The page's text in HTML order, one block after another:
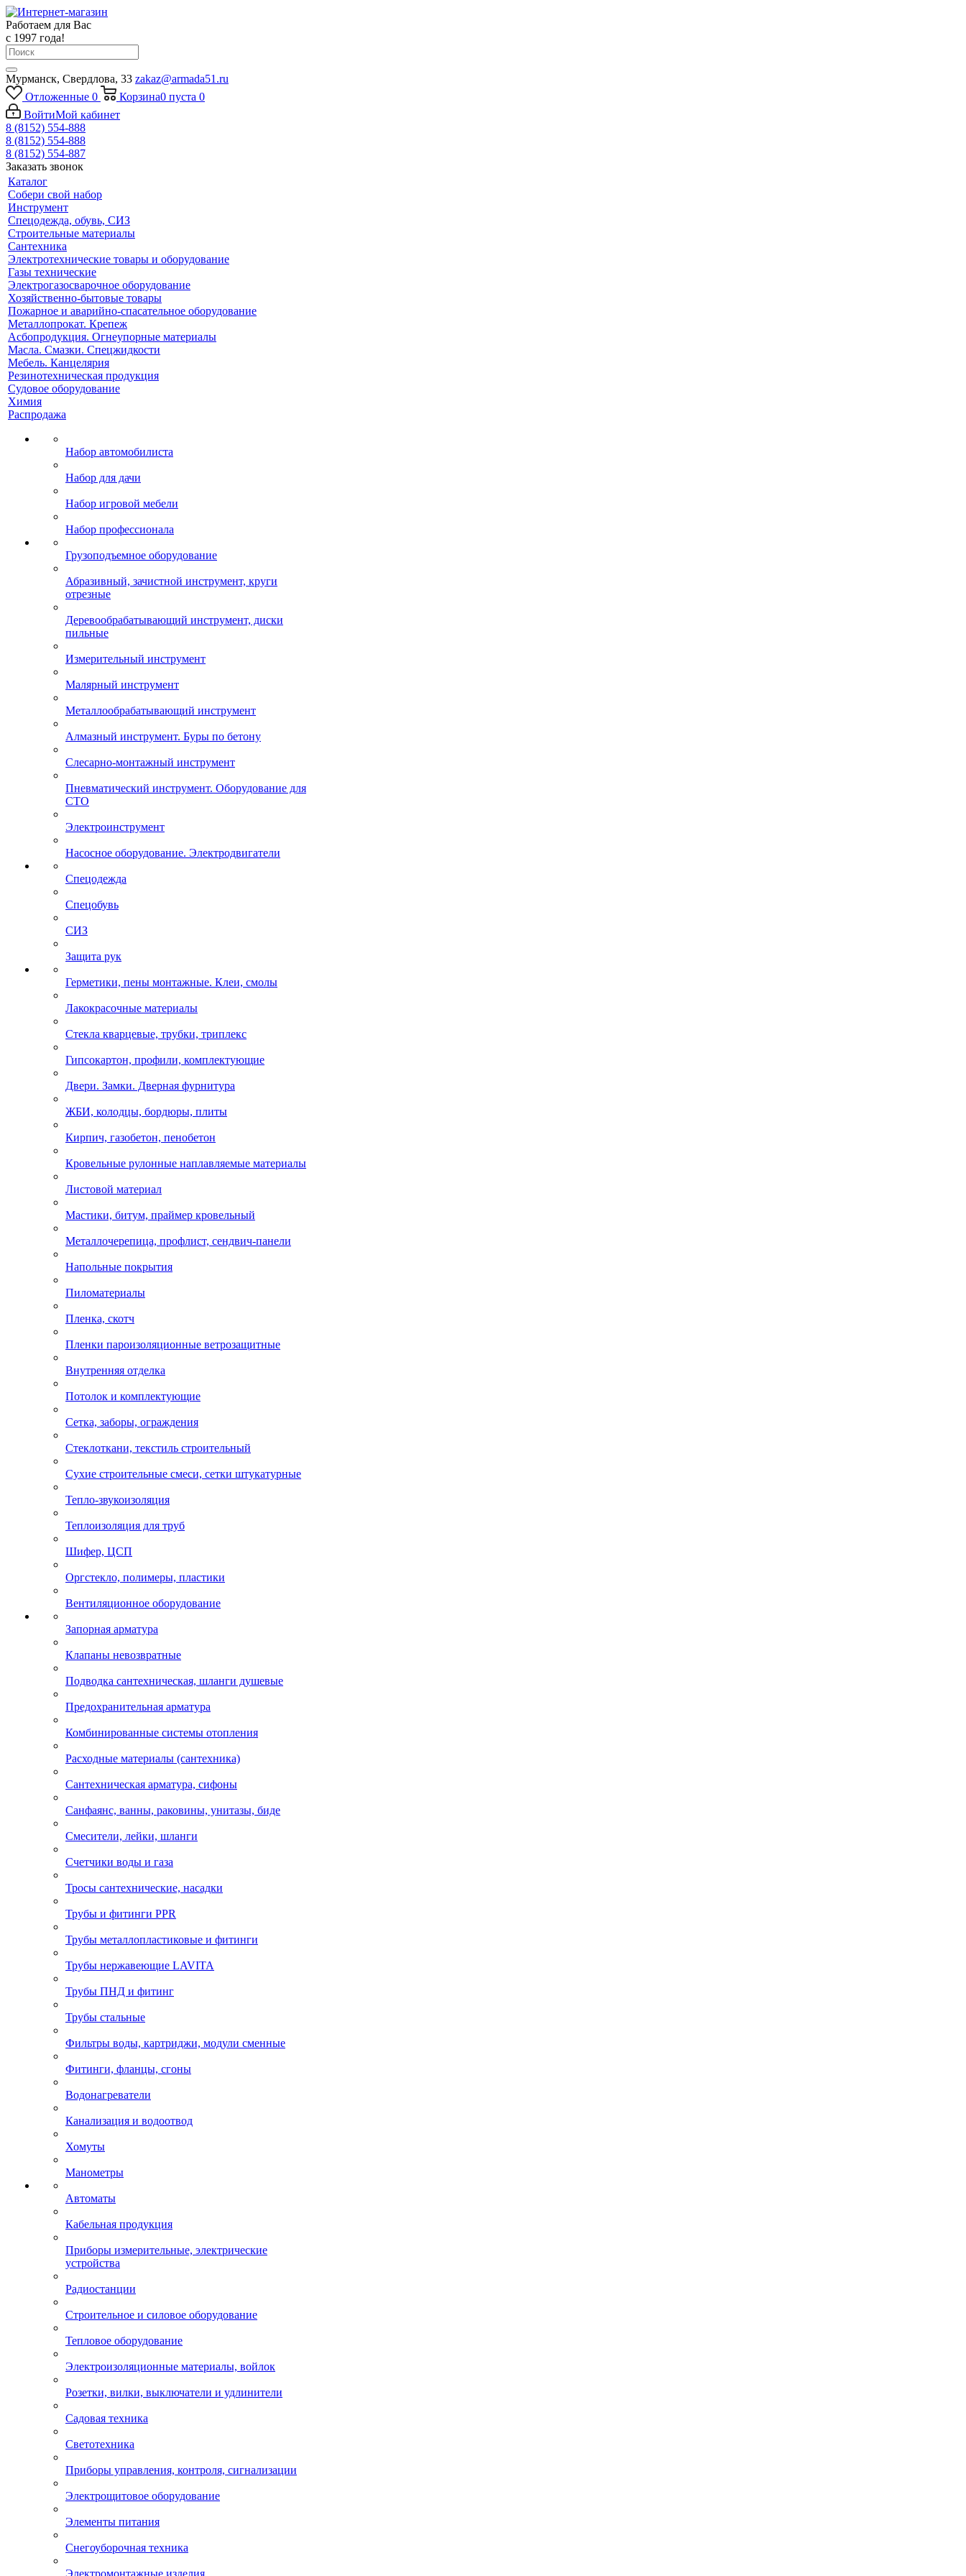
Работаем для Вас
с 1997 года!
Мурманск, Свердлова, 33 zakaz@armada51.ru
Отложенные 0 Корзина0 пуста 0
ВойтиМой кабинет
8 (8152) 554-888
8 (8152) 554-888
8 (8152) 554-887
Заказать звонок
Каталог
Собери свой набор
Инструмент
Спецодежда, обувь, СИЗ
Строительные материалы
Сантехника
Электротехнические товары и оборудование
Газы технические
Электрогазосварочное оборудование
Хозяйственно-бытовые товары
Пожарное и аварийно-спасательное оборудование
Металлопрокат. Крепеж
Асбопродукция. Огнеупорные материалы
Масла. Смазки. Спецжидкости
Мебель. Канцелярия
Резинотехническая продукция
Судовое оборудование
Химия
Распродажа
Набор автомобилиста
Набор для дачи
Набор игровой мебели
Набор профессионала
Грузоподъемное оборудование
Абразивный, зачистной инструмент, круги
отрезные
Деревообрабатывающий инструмент, диски
пильные
Измерительный инструмент
Малярный инструмент
Металлообрабатывающий инструмент
Алмазный инструмент. Буры по бетону
Слесарно-монтажный инструмент
Пневматический инструмент. Оборудование для
СТО
Электроинструмент
Насосное оборудование. Электродвигатели
Спецодежда
Спецобувь
СИЗ
Защита рук
Герметики, пены монтажные. Клеи, смолы
Лакокрасочные материалы
Стекла кварцевые, трубки, триплекс
Гипсокартон, профили, комплектующие
Двери. Замки. Дверная фурнитура
ЖБИ, колодцы, бордюры, плиты
Кирпич, газобетон, пенобетон
Кровельные рулонные наплавляемые материалы
Листовой материал
Мастики, битум, праймер кровельный
Металлочерепица, профлист, сендвич-панели
Напольные покрытия
Пиломатериалы
Пленка, скотч
Пленки пароизоляционные ветрозащитные
Внутренняя отделка
Потолок и комплектующие
Сетка, заборы, ограждения
Стеклоткани, текстиль строительный
Сухие строительные смеси, сетки штукатурные
Тепло-звукоизоляция
Теплоизоляция для труб
Шифер, ЦСП
Оргстекло, полимеры, пластики
Вентиляционное оборудование
Запорная арматура
Клапаны невозвратные
Подводка сантехническая, шланги душевые
Предохранительная арматура
Комбинированные системы отопления
Расходные материалы (сантехника)
Сантехническая арматура, сифоны
Санфаянс, ванны, раковины, унитазы, биде
Смесители, лейки, шланги
Счетчики воды и газа
Тросы сантехнические, насадки
Трубы и фитинги PPR
Трубы металлопластиковые и фитинги
Трубы нержавеющие LAVITA
Трубы ПНД и фитинг
Трубы стальные
Фильтры воды, картриджи, модули сменные
Фитинги, фланцы, сгоны
Водонагреватели
Канализация и водоотвод
Хомуты
Манометры
Автоматы
Кабельная продукция
Приборы измерительные, электрические
устройства
Радиостанции
Строительное и силовое оборудование
Тепловое оборудование
Электроизоляционные материалы, войлок
Розетки, вилки, выключатели и удлинители
Садовая техника
Светотехника
Приборы управления, контроля, сигнализации
Электрощитовое оборудование
Элементы питания
Снегоуборочная техника
Электромонтажные изделия